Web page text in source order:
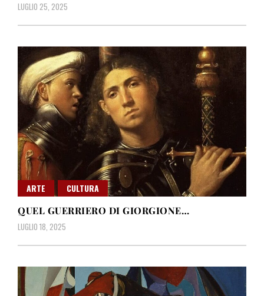
LUGLIO 25, 2025
ARTE
CULTURA
QUEL GUERRIERO DI GIORGIONE…
LUGLIO 18, 2025